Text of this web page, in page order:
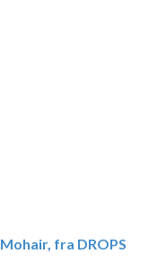
fra DROPS